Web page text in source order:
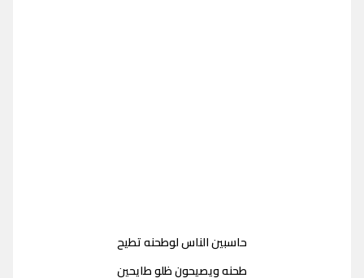
حاسبين الناس لوطحنه تطيح
طحنه ويصيحون ظلو طايحين